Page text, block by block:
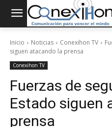
Inicio Noticias Conexihon TV
siguen atacando la prensa
Conexihon TV
Fuerzas de
Estado siguen
prensa